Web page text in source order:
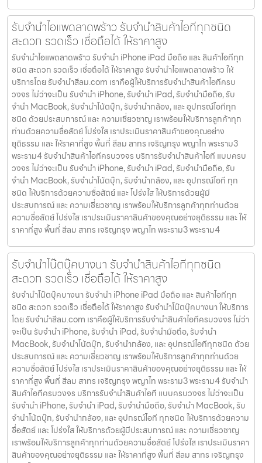
รับจำนำไอแพดลาดพร้าว รับจำนำสินค้าไอทีทุกชนิด
สะดวก รวดเร็ว เชื่อถือได้ ให้ราคาสูง
รับจำนำไอแพดลาดพร้าว รับจำนำ iPhone iPad มือถือ และ สินค้าไอทีทุก
ชนิด สะดวก รวดเร็ว เชื่อถือได้ ให้ราคาสูง รับจำนำไอแพดลาดพร้าว ให้
บริการโดย รับจํานําสีลม.com เราคือผู้ให้บริการรับจำนำสินค้าไอทีครบ
วงจร ไม่ว่าจะเป็น รับจำนำ iPhone, รับจำนำ iPad, รับจำนำมือถือ, รับ
จำนำ MacBook, รับจำนำโน้ตบุ๊ก, รับจำนำกล้อง, และ อุปกรณ์ไอทีทุก
ชนิด ด้วยประสบการณ์ และ ความเชี่ยวชาญ เราพร้อมให้บริการลูกค้าทุก
ท่านด้วยความซื่อสัตย์ โปร่งใส เราประเมินราคาสินค้าของคุณอย่าง
ยุติธรรม และ ให้ราคาที่สูง พื้นที่ สีลม สาทร เจริญกรุง พญาไท พระราม3
พระราม4 รับจำนำสินค้าไอทีครบวงจร บริการรับจำนำสินค้าไอที แบบครบ
วงจร ไม่ว่าจะเป็น รับจำนำ iPhone, รับจำนำ iPad, รับจำนำมือถือ, รับ
จำนำ MacBook, รับจำนำโน้ตบุ๊ก, รับจำนำกล้อง, และ อุปกรณ์ไอที ทุก
ชนิด ให้บริการด้วยความซื่อสัตย์ และ โปร่งใส ให้บริการด้วยผู้มี
ประสบการณ์ และ ความเชี่ยวชาญ เราพร้อมให้บริการลูกค้าทุกท่านด้วย
ความซื่อสัตย์ โปร่งใส เราประเมินราคาสินค้าของคุณอย่างยุติธรรม และ ให้
ราคาที่สูง พื้นที่ สีลม สาทร เจริญกรุง พญาไท พระราม3 พระราม4
รับจำนำโน๊ตบุ๊คบางนา รับจำนำสินค้าไอทีทุกชนิด
สะดวก รวดเร็ว เชื่อถือได้ ให้ราคาสูง
รับจำนำโน๊ตบุ๊คบางนา รับจำนำ iPhone iPad มือถือ และ สินค้าไอทีทุก
ชนิด สะดวก รวดเร็ว เชื่อถือได้ ให้ราคาสูง รับจำนำโน๊ตบุ๊คบางนา ให้บริการ
โดย รับจํานําสีลม.com เราคือผู้ให้บริการรับจำนำสินค้าไอทีครบวงจร ไม่ว่า
จะเป็น รับจำนำ iPhone, รับจำนำ iPad, รับจำนำมือถือ, รับจำนำ
MacBook, รับจำนำโน้ตบุ๊ก, รับจำนำกล้อง, และ อุปกรณ์ไอทีทุกชนิด ด้วย
ประสบการณ์ และ ความเชี่ยวชาญ เราพร้อมให้บริการลูกค้าทุกท่านด้วย
ความซื่อสัตย์ โปร่งใส เราประเมินราคาสินค้าของคุณอย่างยุติธรรม และ ให้
ราคาที่สูง พื้นที่ สีลม สาทร เจริญกรุง พญาไท พระราม3 พระราม4 รับจำนำ
สินค้าไอทีครบวงจร บริการรับจำนำสินค้าไอที แบบครบวงจร ไม่ว่าจะเป็น
รับจำนำ iPhone, รับจำนำ iPad, รับจำนำมือถือ, รับจำนำ MacBook, รับ
จำนำโน้ตบุ๊ก, รับจำนำกล้อง, และ อุปกรณ์ไอที ทุกชนิด ให้บริการด้วยความ
ซื่อสัตย์ และ โปร่งใส ให้บริการด้วยผู้มีประสบการณ์ และ ความเชี่ยวชาญ
เราพร้อมให้บริการลูกค้าทุกท่านด้วยความซื่อสัตย์ โปร่งใส เราประเมินราคา
สินค้าของคุณอย่างยุติธรรม และ ให้ราคาที่สูง พื้นที่ สีลม สาทร เจริญกรุง